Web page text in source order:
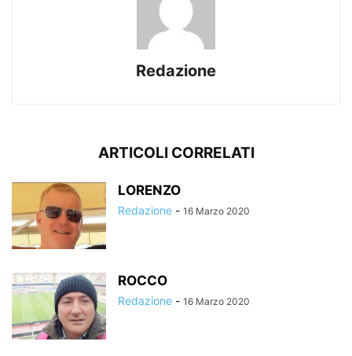
Redazione
ARTICOLI CORRELATI
LORENZO
Redazione - 16 Marzo 2020
ROCCO
Redazione - 16 Marzo 2020